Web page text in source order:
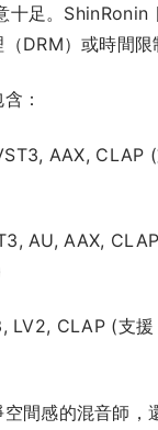
十足。ShinRonin
DRM）或時間限
：
AAX, CLAP
AU, AAX,
LV2, CLAP (支
間感的混音師，